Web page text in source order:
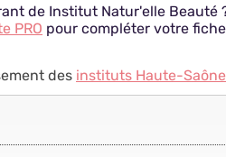
de Institut Natur'elle Beauté
PRO pour compléter votre
des instituts Haute-Saône